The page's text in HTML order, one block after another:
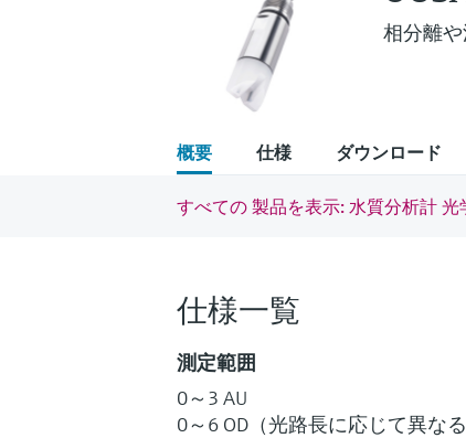
相分離
概要 仕様 ダウンロード
すべての 製品を表示: 水質分析計 光
仕様一覧
測定範囲
0～3 AU
0～6 OD（光路長に応じて異なる